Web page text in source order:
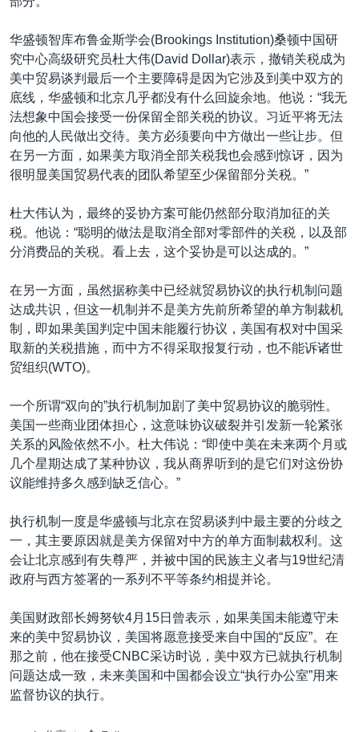
华盛顿智库布鲁金斯学会(Brookings Institution)桑顿中国研
究中心高级研究员杜大伟(David Dollar)表示，撤销关税成为
美中贸易谈判最后一个主要障碍是因为它涉及到美中双方的
底线，华盛顿和北京几乎都没有什么回旋余地。他说：“我无
法想象中国会接受一份保留全部关税的协议。习近平将无法
向他的人民做出交待。美方必须要向中方做出一些让步。但
在另一方面，如果美方取消全部关税我也会感到惊讶，因为
很明显美国贸易代表的团队希望至少保留部分关税。”
杜大伟认为，最终的妥协方案可能仍然部分取消加征的关
税。他说：“聪明的做法是取消全部对零部件的关税，以及部
分消费品的关税。看上去，这个妥协是可以达成的。”
在另一方面，虽然据称美中已经就贸易协议的执行机制问题
达成共识，但这一机制并不是美方先前所希望的单方制裁机
制，即如果美国判定中国未能履行协议，美国有权对中国采
取新的关税措施，而中方不得采取报复行动，也不能诉诸世
贸组织(WTO)。
一个所谓“双向的”执行机制加剧了美中贸易协议的脆弱性。
美国一些商业团体担心，这意味协议破裂并引发新一轮紧张
关系的风险依然不小。杜大伟说：“即使中美在未来两个月或
几个星期达成了某种协议，我从商界听到的是它们对这份协
议能维持多久感到缺乏信心。”
执行机制一度是华盛顿与北京在贸易谈判中最主要的分歧之
一，其主要原因就是美方保留对中方的单方面制裁权利。这
会让北京感到有失尊严，并被中国的民族主义者与19世纪清
政府与西方签署的一系列不平等条约相提并论。
美国财政部长姆努钦4月15日曾表示，如果美国未能遵守未
来的美中贸易协议，美国将愿意接受来自中国的“反应”。在
那之前，他在接受CNBC采访时说，美中双方已就执行机制
问题达成一致，未来美国和中国都会设立“执行办公室”用来
监督协议的执行。